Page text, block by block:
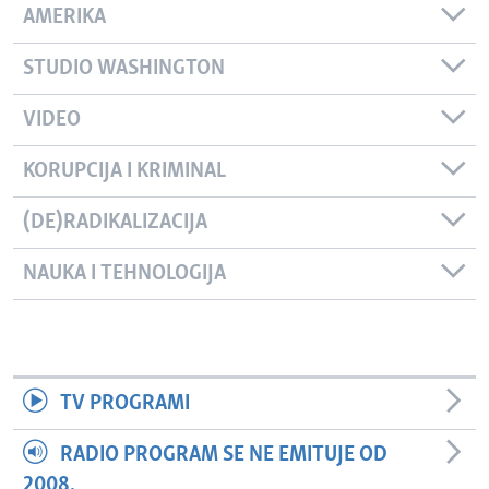
AMERIKA
STUDIO WASHINGTON
VIDEO
KORUPCIJA I KRIMINAL
(DE)RADIKALIZACIJA
NAUKA I TEHNOLOGIJA
TV PROGRAMI
RADIO PROGRAM SE NE EMITUJE OD